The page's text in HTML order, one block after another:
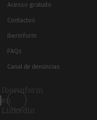
Acesso gratuito
Contactos
Iberinform
FAQs
Canal de denúncias
Iberinform
en
Linkedin